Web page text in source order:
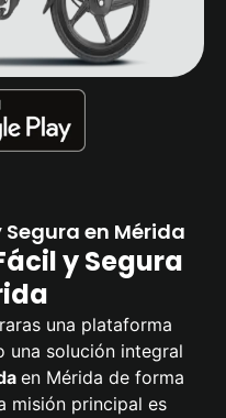
en Mérida
y Segura
una plataforma
una solución integral
en Mérida de forma
misión principal es